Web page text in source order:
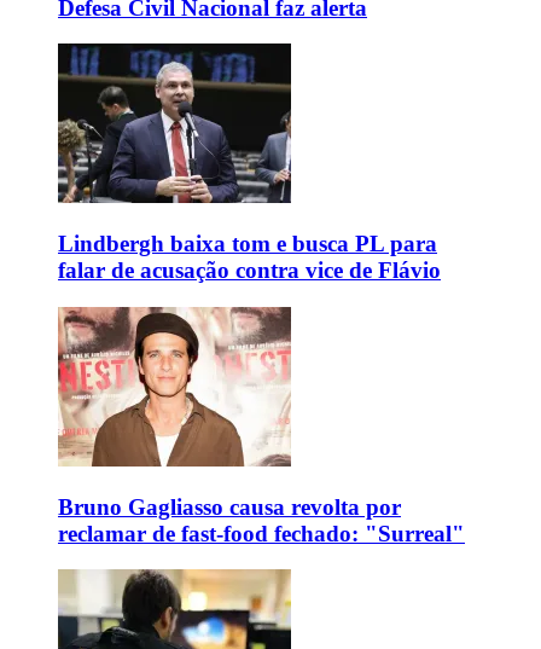
Defesa Civil Nacional faz alerta
Lindbergh baixa tom e busca PL para
falar de acusação contra vice de Flávio
Bruno Gagliasso causa revolta por
reclamar de fast-food fechado: "Surreal"